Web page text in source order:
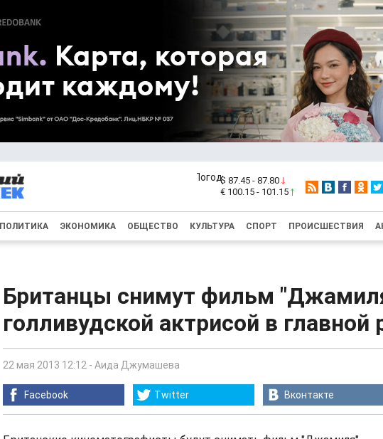
$ 87.45 - 87.80
€ 100.15 - 101.15
ПОЛИТИКА ЭКОНОМИКА ОБЩЕСТВО КУЛЬТУРА СПОРТ ПРОИСШЕСТВИЯ
Британцы снимут фильм
голливудской актрисой в главной
22 мая 2013 12:12 - Аида Джумашева
Facebook Twitter Вконтакте